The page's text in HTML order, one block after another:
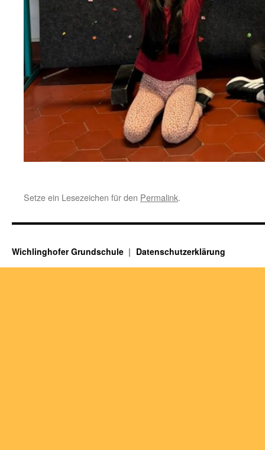
Setze ein Lesezeichen für den Permalink.
Wichlinghofer Grundschule Datenschutzerklärung